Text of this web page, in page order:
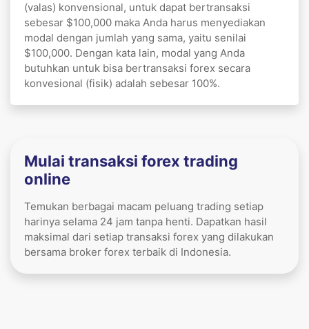
(valas) konvensional, untuk dapat bertransaksi
sebesar $100,000 maka Anda harus menyediakan
modal dengan jumlah yang sama, yaitu senilai
$100,000. Dengan kata lain, modal yang Anda
butuhkan untuk bisa bertransaksi forex secara
konvesional (fisik) adalah sebesar 100%.
Mulai transaksi forex trading
online
Temukan berbagai macam peluang trading setiap
harinya selama 24 jam tanpa henti. Dapatkan hasil
maksimal dari setiap transaksi forex yang dilakukan
bersama broker forex terbaik di Indonesia.